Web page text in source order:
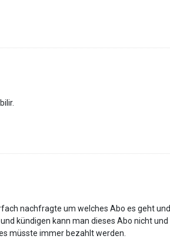
nachfragte um welches Abo es geht
kündigen kann man dieses Abo nicht
müsste immer bezahlt werden.